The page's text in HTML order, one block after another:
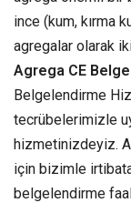
ince (kum, kırma
agregalar olarak
Agrega CE
Belgelendirme
tecrübelerimizle
hizmetinizdeyiz.
için bizimle
belgelendirme